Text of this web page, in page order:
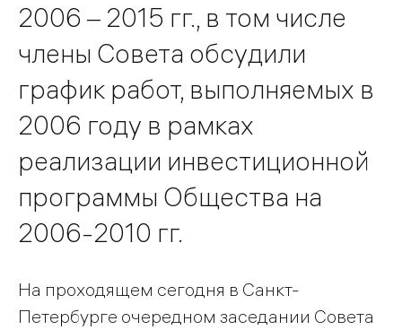
2006 – 2015 гг., в том числе
члены Совета обсудили
график работ, выполняемых в
2006 году в рамках
реализации инвестиционной
программы Общества на
2006-2010 гг.
На проходящем сегодня в Санкт-
Петербурге очередном заседании Совета